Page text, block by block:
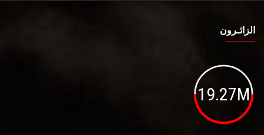
الزائـرون
19.27M